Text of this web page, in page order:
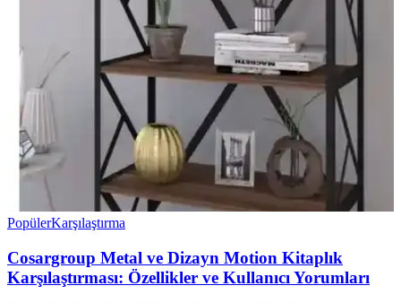
PopülerKarşılaştırma
Cosargroup Metal ve Dizayn Motion Kitaplık
Karşılaştırması: Özellikler ve Kullanıcı Yorumları